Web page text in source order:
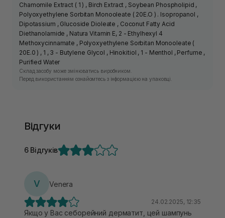
Chamomile Extract ( 1 ) , Birch Extract , Soybean Phospholipid ,
Polyoxyethylene Sorbitan Monooleate ( 20E.O ) . Isopropanol ,
Dipotassium , Glucoside Dioleate , Coconut Fatty Acid
Diethanolamide , Natura Vitamin E, 2 - Ethylhexyl 4
Methoxycinnamate , Polyoxyethylene Sorbitan Monooleate (
20E.0 ) , 1 , 3 - Butylene Glycol , Hinokitiol , 1 - Menthol , Perfume ,
Purified Water
Склад засобу може змінюватись виробником.
Перед використанням ознайомтесь з інформацією на упаковці.
Відгуки
6 Відгуків
V Venera
24.02.2025, 12:35
Якщо у Вас себорейний дерматит, цей шампунь